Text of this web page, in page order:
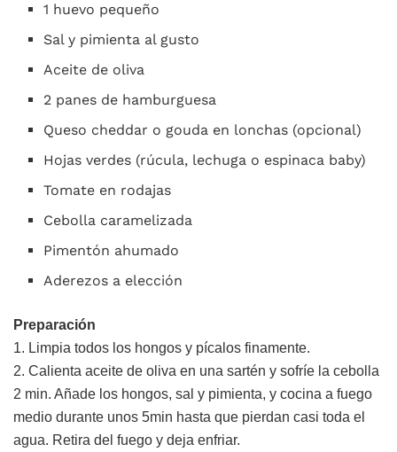
1 huevo pequeño
Sal y pimienta al gusto
Aceite de oliva
2 panes de hamburguesa
Queso cheddar o gouda en lonchas (opcional)
Hojas verdes (rúcula, lechuga o espinaca baby)
Tomate en rodajas
Cebolla caramelizada
Pimentón ahumado
Aderezos a elección
Preparación
1. Limpia todos los hongos y pícalos finamente.
2. Calienta aceite de oliva en una sartén y sofríe la cebolla
2 min. Añade los hongos, sal y pimienta, y cocina a fuego
medio durante unos 5min hasta que pierdan casi toda el
agua. Retira del fuego y deja enfriar.